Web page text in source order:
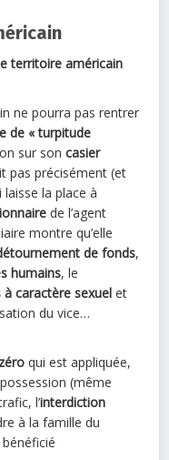
territoire américain
ne pourra pas rentrer
de « turpitude
sur soncasier
pas précisément (et
la place à
de l’agent
montre qu’elle
de fonds,
humains, le
caractère sexuel et
du vice…
qui est appliquée,
(même
l’interdiction
à la famille du